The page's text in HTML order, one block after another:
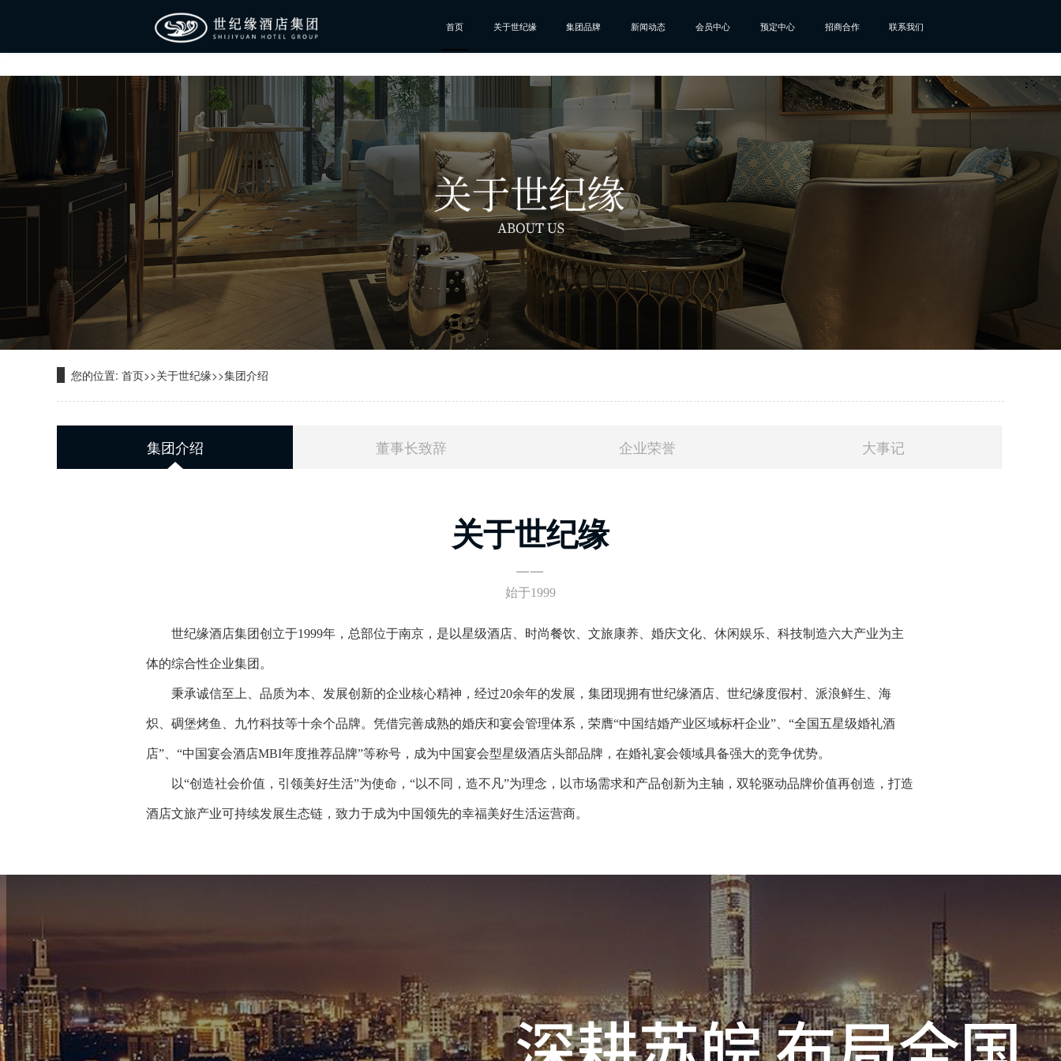
首页 关于世纪缘 集团品牌 新闻动态 会员中心 预定中心 招商合作 联系我们
您的位置: 首页>>关于世纪缘>>集团介绍
集团介绍 董事长致辞 企业荣誉 大事记
关于世纪缘
——
始于1999
世纪缘酒店集团创立于1999年，总部位于南京，是以星级酒店、时尚餐饮、文旅康养、婚庆文化、休闲娱乐、科技制造六大产业为主
体的综合性企业集团。
秉承诚信至上、品质为本、发展创新的企业核心精神，经过20余年的发展，集团现拥有世纪缘酒店、世纪缘度假村、派浪鲜生、海
炽、碉堡烤鱼、九竹科技等十余个品牌。凭借完善成熟的婚庆和宴会管理体系，荣膺“中国结婚产业区域标杆企业”、“全国五星级婚礼酒
店”、“中国宴会酒店MBI年度推荐品牌”等称号，成为中国宴会型星级酒店头部品牌，在婚礼宴会领域具备强大的竞争优势。
以“创造社会价值，引领美好生活”为使命，“以不同，造不凡”为理念，以市场需求和产品创新为主轴，双轮驱动品牌价值再创造，打造
酒店文旅产业可持续发展生态链，致力于成为中国领先的幸福美好生活运营商。